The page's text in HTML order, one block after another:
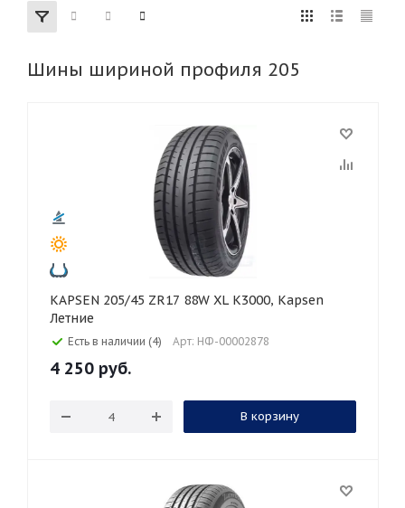
R22
155 165 185 195 215
295 305
30 40 45
55 70
Шины шириной профиля 205
KAPSEN 205/45 ZR17 88W XL K3000, Kapsen
Летние
Есть в наличии (4) Арт: НФ-00002878
4 250 руб.
В корзину